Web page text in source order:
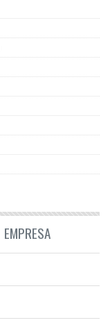
EMPRESA